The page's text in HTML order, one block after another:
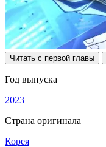
Читать с первой главы
Год выпуска
2023
Страна оригинала
Корея